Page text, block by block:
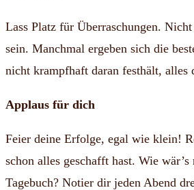
Lass Platz für Überraschungen.
sein. Manchmal ergeben sich die
nicht krampfhaft daran festhält, alles
Applaus für dich
Feier deine Erfolge, egal wie klein!
schon alles geschafft hast. Wie
Tagebuch? Notier dir jeden Abend